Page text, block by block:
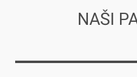
NAŠI